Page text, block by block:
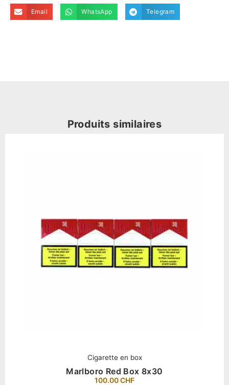
Email WhatsApp Telegram
Produits similaires
Cigarette en box
Marlboro Red Box 8x30
100.00CHF